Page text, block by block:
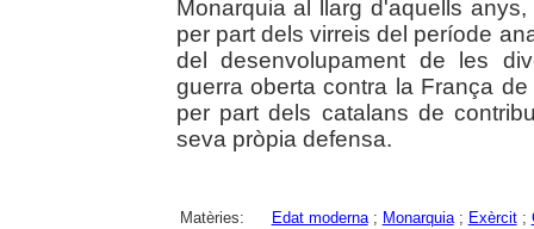
Monarquia al llarg d'aquells
per part dels virreis del període
del desenvolupament de les
guerra oberta contra la França
per part dels catalans de
seva pròpia defensa.
Matèries: Edat moderna; Monarquia; Exèrcit;